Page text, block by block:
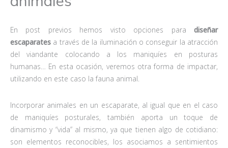
En post previos hemos visto opciones para diseñar
escaparates a través de la iluminación o conseguir la atracción
del viandante colocando a los maniquíes en posturas
humanas… En esta ocasión, veremos otra forma de impactar,
utilizando en este caso la fauna animal.
Incorporar animales en un escaparate, al igual que en el caso
de maniquíes posturales, también aporta un toque de
dinamismo y “vida” al mismo, ya que tienen algo de cotidiano:
son elementos reconocibles, los asociamos a sentimientos